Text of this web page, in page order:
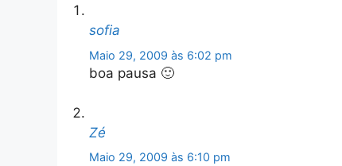
sofia
Maio 29, 2009 às 6:02 pm
boa pausa 🙂
Zé
Maio 29, 2009 às 6:10 pm